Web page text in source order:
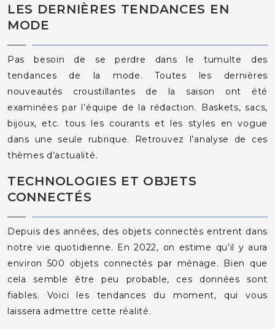
LES DERNIÈRES TENDANCES EN
MODE
Pas besoin de se perdre dans le tumulte des
tendances de la mode. Toutes les dernières
nouveautés croustillantes de la saison ont été
examinées par l’équipe de la rédaction. Baskets, sacs,
bijoux, etc. tous les courants et les styles en vogue
dans une seule rubrique. Retrouvez l’analyse de ces
thèmes d’actualité.
TECHNOLOGIES ET OBJETS
CONNECTÉS
Depuis des années, des objets connectés entrent dans
notre vie quotidienne. En 2022, on estime qu’il y aura
environ 500 objets connectés par ménage. Bien que
cela semble être peu probable, ces données sont
fiables. Voici les tendances du moment, qui vous
laissera admettre cette réalité.